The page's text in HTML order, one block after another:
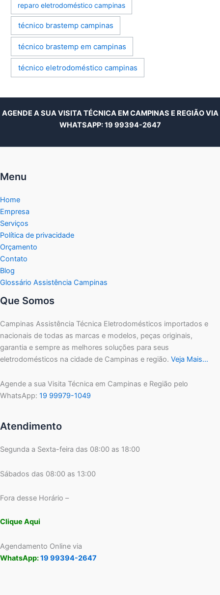
reparo eletrodoméstico campinas
técnico brastemp campinas
técnico brastemp em campinas
técnico eletrodoméstico campinas
AGENDE A SUA VISITA TÉCNICA EM CAMPINAS E REGIÃO VIA
WHATSAPP:19 99394-2647
Menu
Home
Empresa
Serviços
Política de privacidade
Orçamento
Contato
Blog
Glossário Assistência Campinas
Que Somos
Campinas Assistência Técnica Eletrodomésticos importados e
nacionais de todas as marcas e modelos, peças originais,
garantia e sempre as melhores soluções para seus
eletrodomésticos na cidade de Campinas e região. Veja Mais…
Agende a sua Visita Técnica em Campinas e Região pelo
WhatsApp: 19 99979-1049
Atendimento
Segunda a Sexta-feira das 08:00 as 18:00
Sábados das 08:00 as 13:00
Fora desse Horário –
Clique Aqui
Agendamento Online via
WhatsApp:19 99394-2647